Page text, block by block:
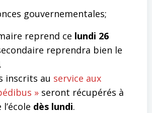
gouvernementales;
reprend ce lundi 26
reprendra bien le
.
inscrits au service aux
» seront récupérés à
dès lundi.